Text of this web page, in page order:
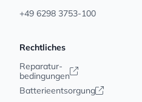
+49 6298 3753-100
Rechtliches
Reparatur-
bedingungen
Batterieentsorgung